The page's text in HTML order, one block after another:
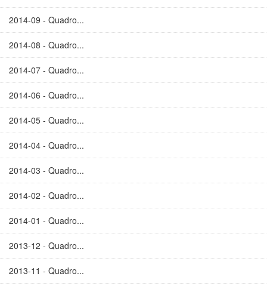
2014-09 - Quadro...
2014-08 - Quadro...
2014-07 - Quadro...
2014-06 - Quadro...
2014-05 - Quadro...
2014-04 - Quadro...
2014-03 - Quadro...
2014-02 - Quadro...
2014-01 - Quadro...
2013-12 - Quadro...
2013-11 - Quadro...